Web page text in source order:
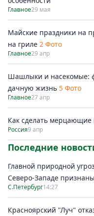
Главное29 мая
Майские праздники на
на гриле 2 Фото
Главное29 апр
Шашлыки и насекомые:
дачную жизнь 5 Фото
Главное27 апр
Как сделать мерцающие
Россия9 апр
Последние
Главной природной
Северо-Западе
С.Петербург14:27
Красноярский "Луч"